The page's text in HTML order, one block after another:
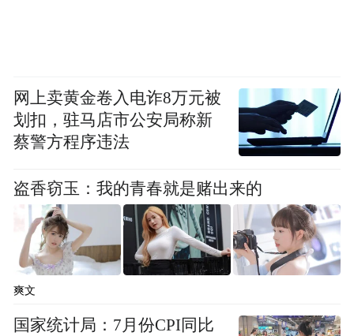
网上卖黄金卷入电诈8万元被
划扣，驻马店市公安局称新
蔡警方程序违法
盗香窃玉：我的青春就是赌出来的
爽文
国家统计局：7月份CPI同比